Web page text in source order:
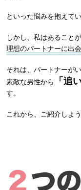
といった悩みを抱えてい
しかし、私はあること
理想のパートナーに出
それは、パートナーが
素敵な男性から
「追
す。
これから、ご紹介しよ